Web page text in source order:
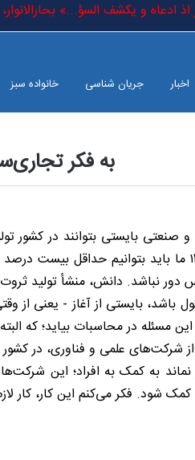
و یکشف السؤ...» بحارالانوار، ج
اخبار جریان شناسی خانواده سبز
به فکر
بایستی بتوانند در کشور
یک محاسبه‌ای کردند؛ نظر آنها این است که تا
نباشد. دانش، منشأ تولید
باشد، بایستی از آغاز - یعنی از
این مسئله در محاسبات بیاید؛
شرکت‌های علمی و فناوری، در
به کمک به افراد؛ این
کمک شود. فکر می‌کنم این کار،